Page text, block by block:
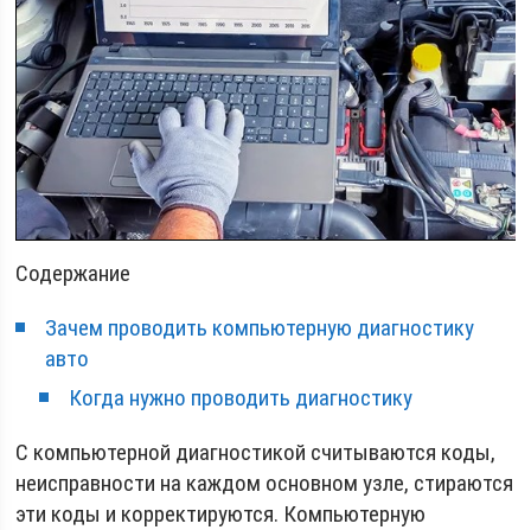
Содержание
Зачем проводить компьютерную диагностику
авто
Когда нужно проводить диагностику
С компьютерной диагностикой считываются коды,
неисправности на каждом основном узле, стираются
эти коды и корректируются. Компьютерную